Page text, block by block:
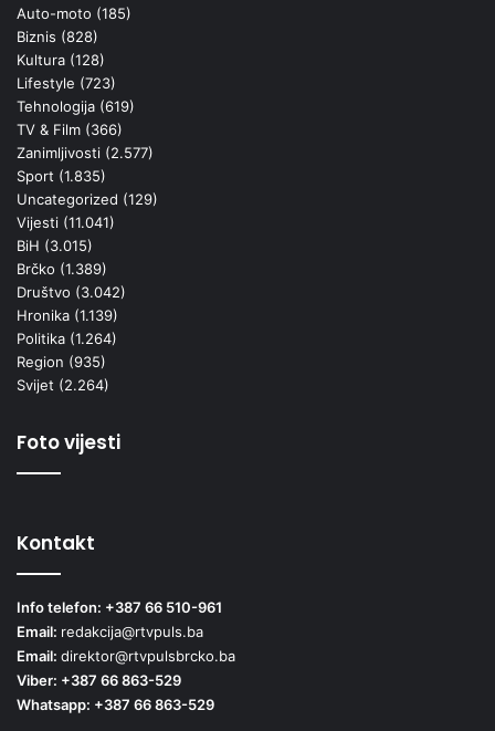
Auto-moto (185)
Biznis (828)
Kultura (128)
Lifestyle (723)
Tehnologija (619)
TV & Film (366)
Zanimljivosti (2.577)
Sport (1.835)
Uncategorized (129)
Vijesti (11.041)
BiH (3.015)
Brčko (1.389)
Društvo (3.042)
Hronika (1.139)
Politika (1.264)
Region (935)
Svijet (2.264)
Foto vijesti
Kontakt
Info telefon: +387 66 510-961
Email: redakcija@rtvpuls.ba
Email: direktor@rtvpulsbrcko.ba
Viber: +387 66 863-529
Whatsapp: +387 66 863-529